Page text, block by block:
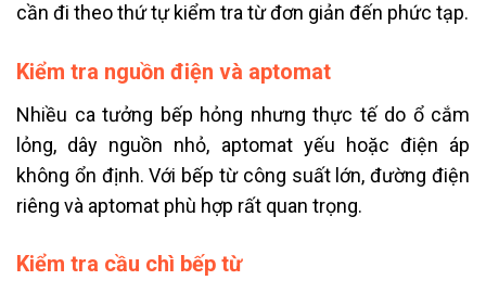
cần đi theo thứ tự kiểm tra từ đơn giản đến phức tạp.
Kiểm tra nguồn điện và aptomat
Nhiều ca tưởng bếp hỏng nhưng thực tế do ổ cắm
lỏng, dây nguồn nhỏ, aptomat yếu hoặc điện áp
không ổn định. Với bếp từ công suất lớn, đường điện
riêng và aptomat phù hợp rất quan trọng.
Kiểm tra cầu chì bếp từ